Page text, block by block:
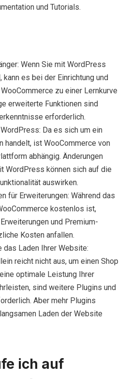
und Tutorials.
Wenn Sie mit WordPress
kann es bei der Einrichtung und
zu einer Lernkurve
erweiterte Funktionen sind
erforderlich.
Da es sich um ein
handelt, ist WooCommerce von
abhängig. Änderungen
WordPress können sich auf die
auswirken.
für Erweiterungen: Während das
kostenlos ist,
und Premium-
Kosten anfallen.
das Laden Ihrer Website:
reicht nicht aus, um einen Shop
optimale Leistung Ihrer
sind weitere Plugins und
Aber mehr Plugins
Laden der Website
ich auf